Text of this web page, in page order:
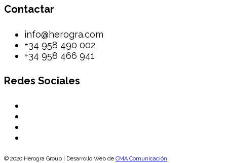
Contactar
info@herogra.com
+34 958 490 002
+34 958 466 941
Redes Sociales
© 2020 Herogra Group | Desarrollo Web de CMA Comunicación